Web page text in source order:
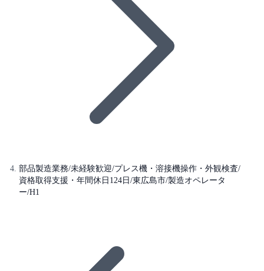
部品製造業務/未経験歓迎/プレス機・溶接機操作・外観検査/
資格取得支援・年間休日124日/東広島市/製造オペレータ
ー/H1